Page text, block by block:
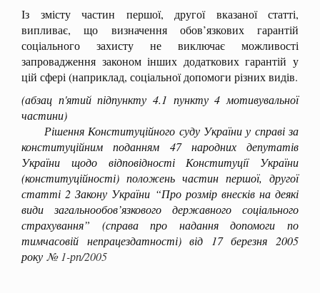
Із змісту частин першої, другої вказаної статті,
випливає, що визначення обов’язкових гарантій
соціального захисту не виключає можливості
запровадження законом інших додаткових гарантій у
цій сфері (наприклад, соціальної допомоги різних видів.
(абзац п'ятий підпункту 4.1 пункту 4 мотивувальної
частини)
Рішення Конституційного суду України у справі за
конституційним поданням 47 народних депутатів
України щодо відповідності Конституції України
(конституційності) положень частин першої, другої
статті 2 Закону України “Про розмір внесків на деякі
види загальнообов’язкового державного соціального
страхування” (справа про надання допомоги по
тимчасовій непрацездатності) від 17 березня 2005
року № 1-рп/2005